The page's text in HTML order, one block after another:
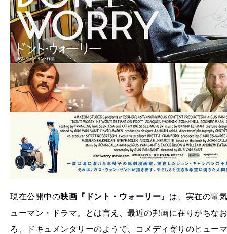
現在公開中の映画『ドント・ウォーリー』 は、実在の電
ューマン・ドラマ。とは言え、最近の邦画に在りがちな
ろ、ドキュメンタリーのようで、コメディ寄りのヒュー